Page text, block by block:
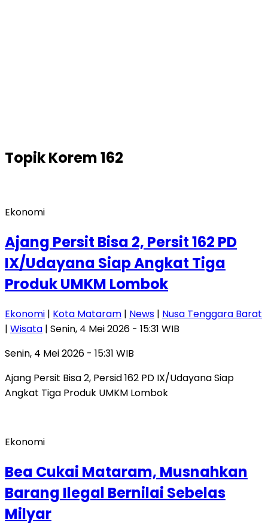
TopikKorem 162
Ekonomi
Ajang Persit Bisa 2, Persit 162 PD
IX/Udayana Siap Angkat Tiga
Produk UMKM Lombok
Ekonomi | Kota Mataram | News | Nusa Tenggara Barat
| Wisata | Senin, 4 Mei 2026 - 15:31 WIB
Senin, 4 Mei 2026 - 15:31 WIB
Ajang Persit Bisa 2, Persid 162 PD IX/Udayana Siap
Angkat Tiga Produk UMKM Lombok
Ekonomi
Bea Cukai Mataram, Musnahkan
Barang Ilegal Bernilai Sebelas
Milyar